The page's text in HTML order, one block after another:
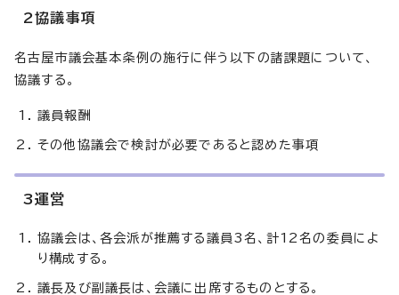
2協議事項
名古屋市議会基本条例の施行に伴う以下の諸課題について、
協議する。
議員報酬
その他協議会で検討が必要であると認めた事項
3運営
協議会は、各会派が推薦する議員3名、計12名の委員によ
り構成する。
議長及び副議長は、会議に出席するものとする。